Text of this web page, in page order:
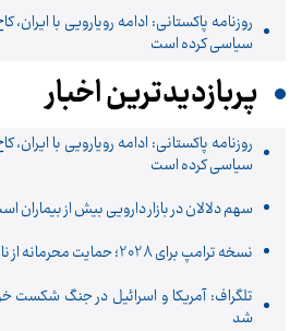
روزنامه پاکستانی: ادامه رویارویی با
سیاسی کرده است
پربازدیدترین اخبار
روزنامه پاکستانی: ادامه رویارویی با
سیاسی کرده است
سهم دلالان در بازار دارویی بیش از بیماران
نسخه ترامپ برای 2028؛ حمایت محرمانه از نامزدی جی‌دی ونس
تلگراف: آمریکا و اسرائیل در جنگ شکست
شد